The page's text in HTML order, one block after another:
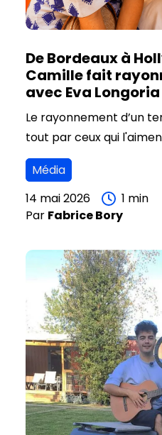
De Bordeaux à
Camille fait
avec Eva Longoria
Le rayonnement d’un
tout par ceux qui
Aujourd'hui, nous
aventure hors du
(@camilleinbordeaux),
directement sur le
France".
Média
14 mai 2026
1 min
Par FabriceBory